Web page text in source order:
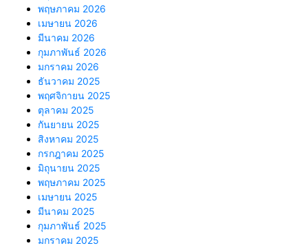
พฤษภาคม 2026
เมษายน 2026
มีนาคม 2026
กุมภาพันธ์ 2026
มกราคม 2026
ธันวาคม 2025
พฤศจิกายน 2025
ตุลาคม 2025
กันยายน 2025
สิงหาคม 2025
กรกฎาคม 2025
มิถุนายน 2025
พฤษภาคม 2025
เมษายน 2025
มีนาคม 2025
กุมภาพันธ์ 2025
มกราคม 2025